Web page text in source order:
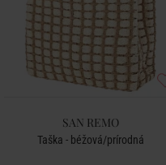
SAN REMO
Taška - béžová/prírodná